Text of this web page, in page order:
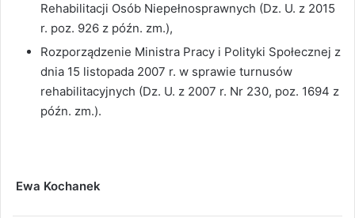
Rehabilitacji Osób Niepełnosprawnych (Dz. U. z 2015
r. poz. 926 z późn. zm.),
Rozporządzenie Ministra Pracy i Polityki Społecznej z
dnia 15 listopada 2007 r. w sprawie turnusów
rehabilitacyjnych (Dz. U. z 2007 r. Nr 230, poz. 1694 z
późn. zm.).
Ewa Kochanek